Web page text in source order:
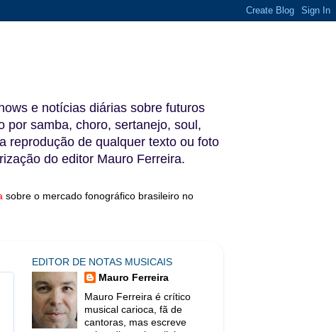
e notícias diárias sobre futuros
por samba, choro, sertanejo, soul,
reprodução de qualquer texto ou foto
do editor Mauro Ferreira.
sobre o mercado fonográfico brasileiro no
EDITOR DE NOTAS MUSICAIS
Mauro Ferreira
Mauro Ferreira é crítico
musical carioca, fã de
cantoras, mas escreve